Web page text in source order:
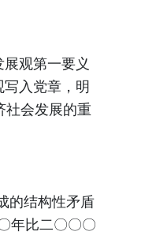
观第一要义
入党章，明
社会发展的重
的结构性矛盾
年比二〇〇〇